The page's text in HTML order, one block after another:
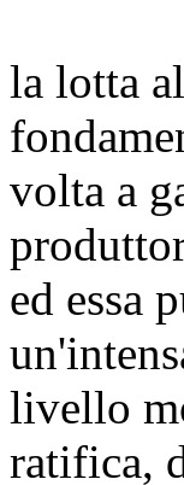
la lotta
volta a
ed essa
livello
ratifica,